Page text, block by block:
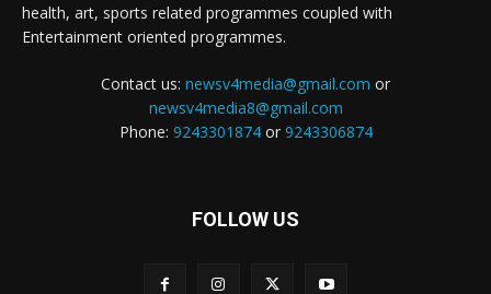
health, art, sports related programmes coupled with
Entertainment oriented programmes.
Contact us: newsv4media@gmail.com or
newsv4media8@gmail.com
Phone: 9243301874or 9243306874
FOLLOW US